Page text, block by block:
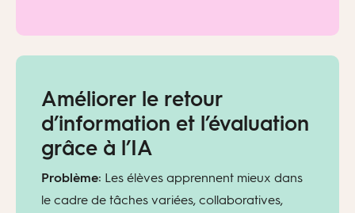
Améliorer le retour
d’information et l’évaluation
grâce à l’IA
Problème: Les élèves apprennent mieux dans
le cadre de tâches variées, collaboratives,